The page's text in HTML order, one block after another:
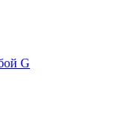
G